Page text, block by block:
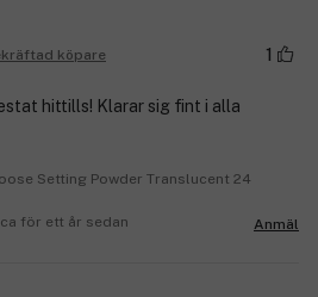
köpare 1
hittills! Klarar sig fint i alla
Setting Powder Translucent 24
för ett år sedan
Anmäl